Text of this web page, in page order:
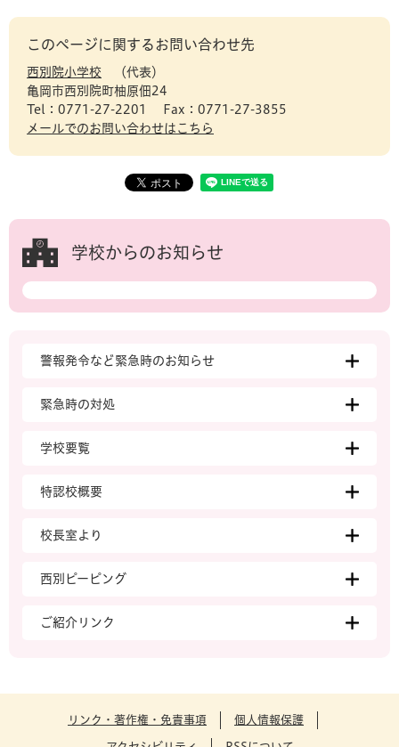
このページに関するお問い合わせ先
西別院小学校
代表
亀岡市西別院町柚原佃24
Tel：0771-27-2201
Fax：0771-27-3855
メールでのお問い合わせはこちら
学校からのお知らせ
警報発令など緊急時のお知らせ
緊急時の対処
学校要覧
特認校概要
校長室より
西別ピーピング
ご紹介リンク
リンク・著作権・免責事項 個人情報保護